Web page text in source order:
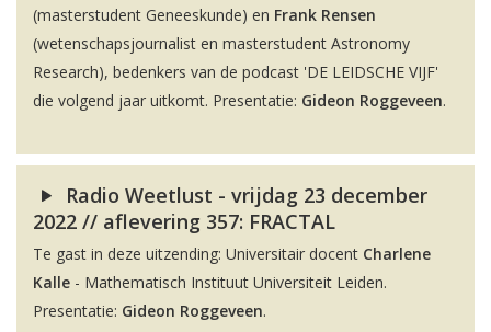
(masterstudent Geneeskunde) en Frank Rensen
(wetenschapsjournalist en masterstudent Astronomy
Research), bedenkers van de podcast 'DE LEIDSCHE VIJF'
die volgend jaar uitkomt. Presentatie: Gideon Roggeveen.
Radio Weetlust - vrijdag 23 december
2022 // aflevering 357: FRACTAL
Te gast in deze uitzending: Universitair docent Charlene
Kalle - Mathematisch Instituut Universiteit Leiden.
Presentatie: Gideon Roggeveen.